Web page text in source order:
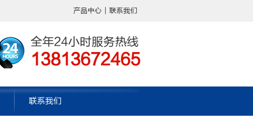
产品中心 联系我们
全年24小时服务热线
13813672465
联系我们